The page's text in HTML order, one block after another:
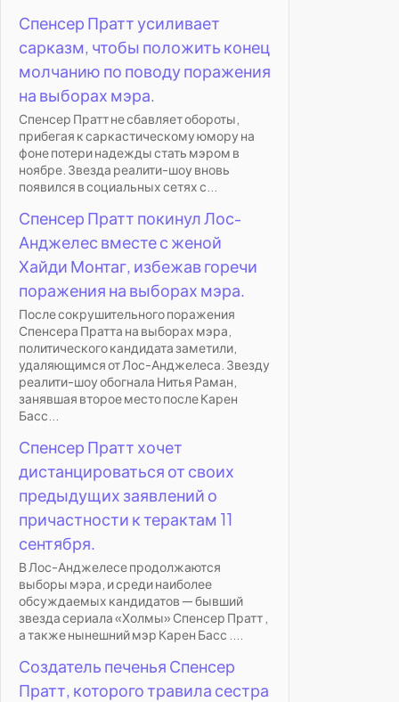
Спенсер Пратт усиливает
сарказм, чтобы положить конец
молчанию по поводу поражения
на выборах мэра.
Спенсер Пратт не сбавляет обороты,
прибегая к саркастическому юмору на
фоне потери надежды стать мэром в
ноябре. Звезда реалити-шоу вновь
появился в социальных сетях с...
Спенсер Пратт покинул Лос-
Анджелес вместе с женой
Хайди Монтаг, избежав горечи
поражения на выборах мэра.
После сокрушительного поражения
Спенсера Пратта на выборах мэра,
политического кандидата заметили,
удаляющимся от Лос-Анджелеса. Звезду
реалити-шоу обогнала Нитья Раман,
занявшая второе место после Карен
Басс...
Спенсер Пратт хочет
дистанцироваться от своих
предыдущих заявлений о
причастности к терактам 11
сентября.
В Лос-Анджелесе продолжаются
выборы мэра, и среди наиболее
обсуждаемых кандидатов — бывший
звезда сериала «Холмы» Спенсер Пратт ,
а также нынешний мэр Карен Басс ....
Создатель печенья Спенсер
Пратт, которого травила сестра